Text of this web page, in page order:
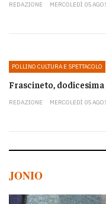
REDAZIONE MERCOLEDÌ 05
POLLINO CULTURA E SPETTACOLO
Frascineto, dodicesima
REDAZIONE MERCOLEDÌ 05
JONIO